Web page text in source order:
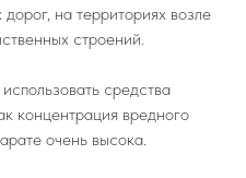
на территориях возле
строений.
средства
концентрация вредного
очень высока.